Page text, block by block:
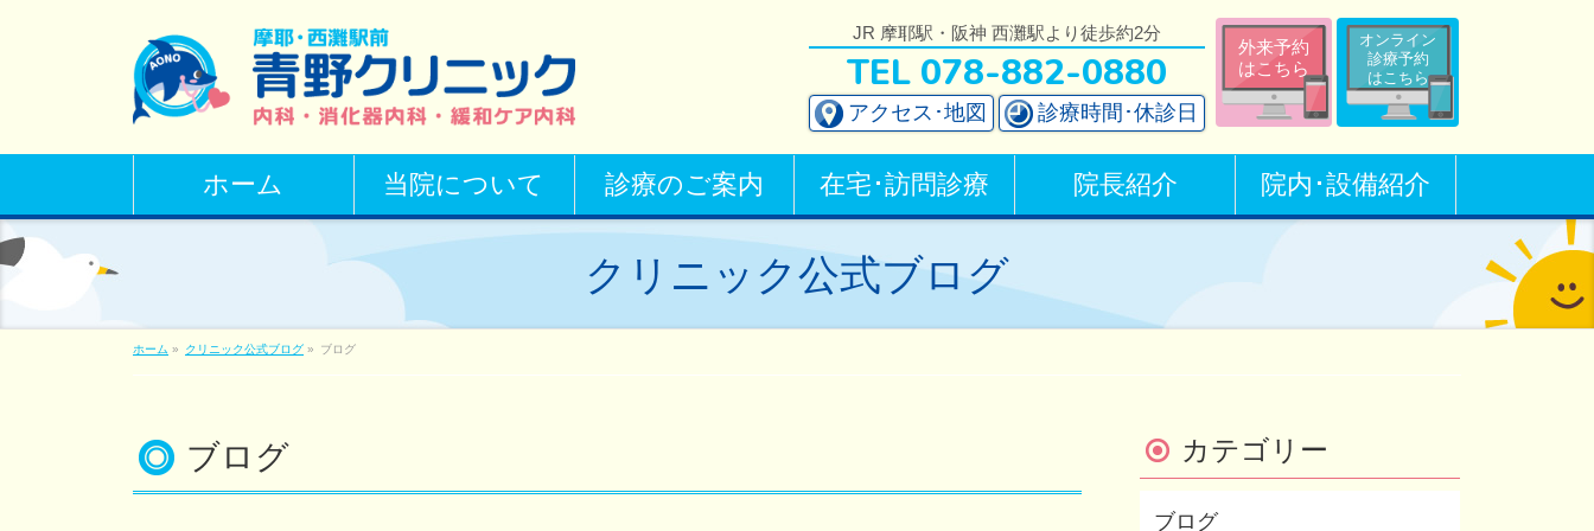
JR 摩耶駅・阪神 西灘駅より徒歩約2分
TEL 078-882-0880
アクセス･地図 診療時間･休診日
外来予約
はこちら
オンライン
診療予約
はこちら
ホーム 当院について 診療のご案内 在宅･訪問診療 院長紹介 院内･設備紹介
クリニック公式ブログ
ホーム » クリニック公式ブログ » ブログ
ブログ カテゴリー
ブログ